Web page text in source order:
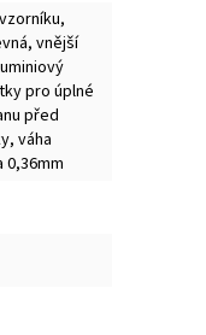
vnější
pro úplné
před
váha